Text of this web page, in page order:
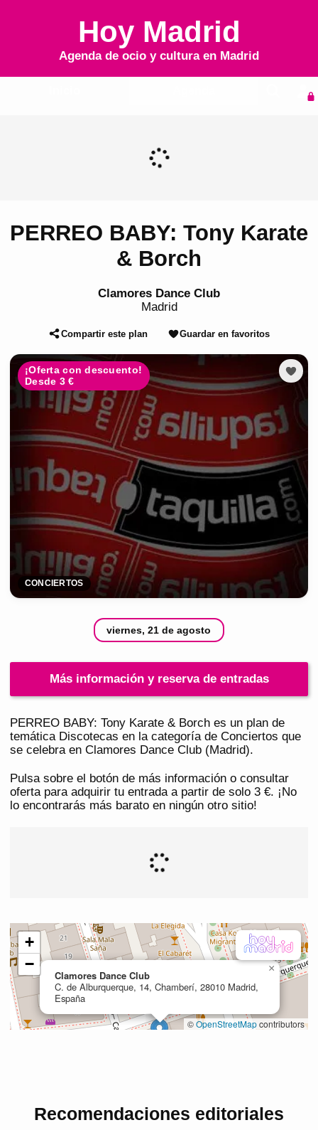
Hoy Madrid
Agenda de ocio y cultura en Madrid
PERREO BABY: Tony Karate
& Borch
Clamores Dance Club
Madrid
Compartir este plan Guardar en favoritos
¡Oferta con descuento!
Desde 3 €
CONCIERTOS
viernes, 21 de agosto
Más información y reserva de entradas
PERREO BABY: Tony Karate & Borch es un plan de
temática Discotecas en la categoría de Conciertos que
se celebra en Clamores Dance Club (Madrid).
Pulsa sobre el botón de más información o consultar
oferta para adquirir tu entrada a partir de solo 3 €. ¡No
lo encontrarás más barato en ningún otro sitio!
Recomendaciones editoriales